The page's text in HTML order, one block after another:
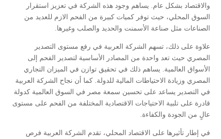
والاقتصاد بشكل عام. يساهم وجود هذه الشركة في تعزيز استقرار
السوق المحلي، حيث توفر كميات كبيرة من الفحم الازم للعديد من
الصناعات مثل صناعة الأسمنت والحديد والصلب وغيرها.
علاوة على ذلك، تسهم الشركة العربية في رفع مستوى التصدير
المصري حيث تعد واحدة من المصادر الأساسية لتصدير الفحم إلى
الأسواق العالمية. يساهم ذلك في تحقيق توازن في الميزان التجاري
المصري وزيادة الاحتياطات المالية للدولة. كما أن نجاح الشركة العربية
في التصدير يساعد على تحسين سمعة مصر في السوق العالمية كدولة
قادرة على تلبية الاحتياجات الاقتصادية المختلفة من الفحم على مستوى
عالٍ من الجودة والكفاءة.
في إطار تأثيرها على الاقتصاد المحلي، تقدم الشركة العربية فرص